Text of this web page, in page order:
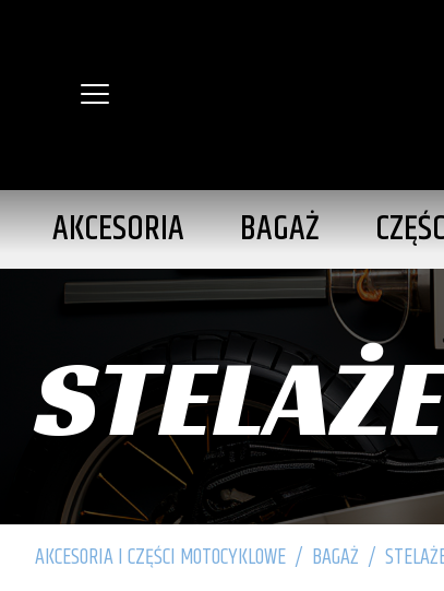
AKCESORIA BAGAŻ
AKCESORIA I CZĘŚCI MOTOCYKLOWE / BAGAŻ /